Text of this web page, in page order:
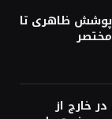
پوشش ظاهری تا
خارج از